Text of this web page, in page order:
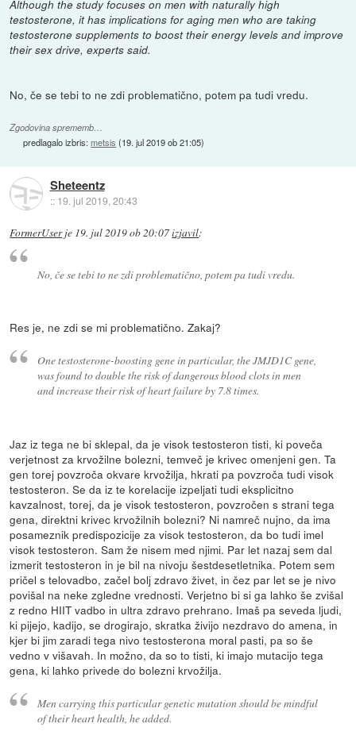
Although the study focuses on men with naturally high
testosterone, it has implications for aging men who are taking
testosterone supplements to boost their energy levels and improve
their sex drive, experts said.
No, če se tebi to ne zdi problematično, potem pa tudi vredu.
Zgodovina sprememb…
predlagalo izbris:metsis (19. jul 2019 ob 21:05)
Sheteentz
:: 19. jul 2019, 20:43
FormerUserje 19. jul 2019 ob 20:07izjavil:
No, če se tebi to ne zdi problematično, potem pa tudi vredu.
Res je, ne zdi se mi problematično. Zakaj?
One testosterone-boosting gene in particular, the JMJD1C gene,
was found to double the risk of dangerous blood clots in men
and increase their risk of heart failure by 7.8 times.
Jaz iz tega ne bi sklepal, da je visok testosteron tisti, ki poveča
verjetnost za krvožilne bolezni, temveč je krivec omenjeni gen. Ta
gen torej povzroča okvare krvožilja, hkrati pa povzroča tudi visok
testosteron. Se da iz te korelacije izpeljati tudi eksplicitno
kavzalnost, torej, da je visok testosteron, povzročen s strani tega
gena, direktni krivec krvožilnih bolezni? Ni namreč nujno, da ima
posameznik predispozicije za visok testosteron, da bo tudi imel
visok testosteron. Sam že nisem med njimi. Par let nazaj sem dal
izmerit testosteron in je bil na nivoju šestdesetletnika. Potem sem
pričel s telovadbo, začel bolj zdravo živet, in čez par let se je nivo
povišal na neke zgledne vrednosti. Verjetno bi si ga lahko še zvišal
z redno HIIT vadbo in ultra zdravo prehrano. Imaš pa seveda ljudi,
ki pijejo, kadijo, se drogirajo, skratka živijo nezdravo do amena, in
kjer bi jim zaradi tega nivo testosterona moral pasti, pa so še
vedno v višavah. In možno, da so to tisti, ki imajo mutacijo tega
gena, ki lahko privede do bolezni krvožilja.
Men carrying this particular genetic mutation should be mindful
of their heart health, he added.